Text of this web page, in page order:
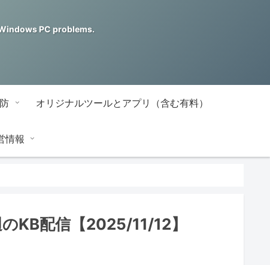
PC problems.
オリジナルツールとアプリ（含む有料）
情報
KB配信【2025/11/12】